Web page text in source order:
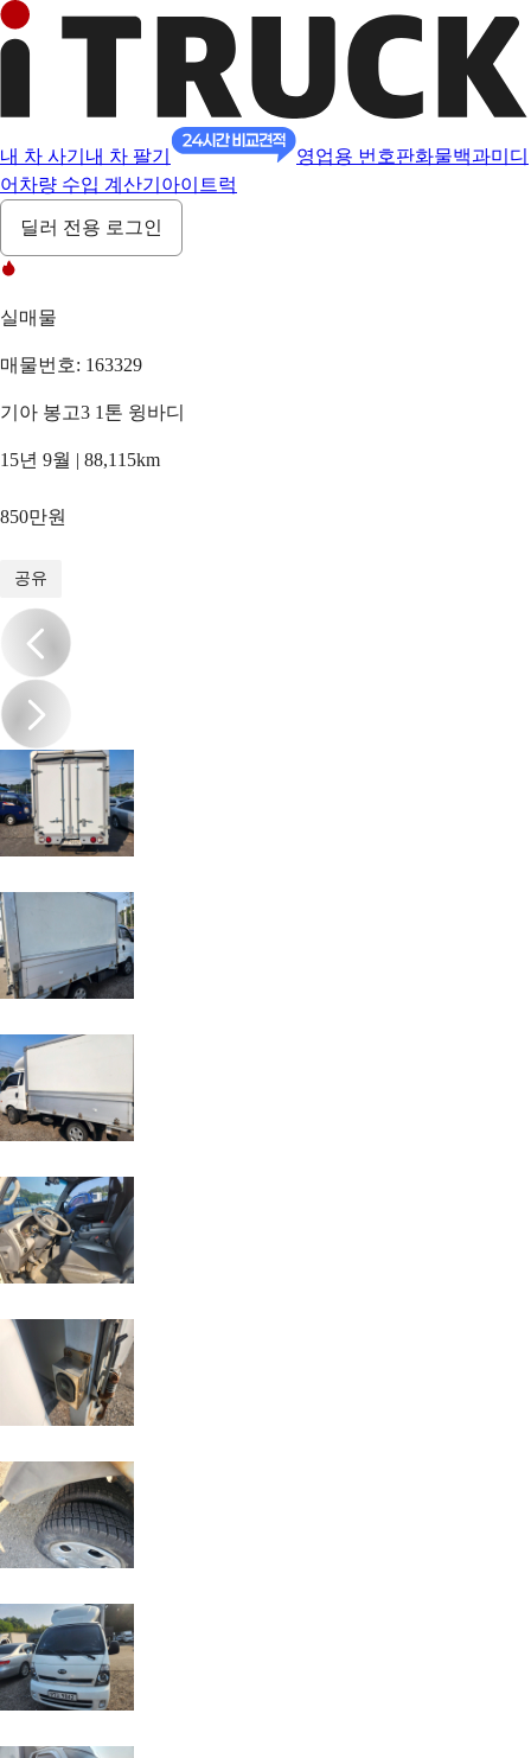
내 차 사기 내 차 팔기 영업용 번호판화물백과미디
어 차량 수입 계산기 아이트럭
딜러 전용 로그인
실매물
매물번호: 163329
기아 봉고3 1톤 윙바디
15년 9월 | 88,115km
850만원
공유
/8